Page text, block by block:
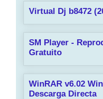
Virtual Dj b8472
SM Player -
Gratuito
WinRAR v6.02
Descarga Directa